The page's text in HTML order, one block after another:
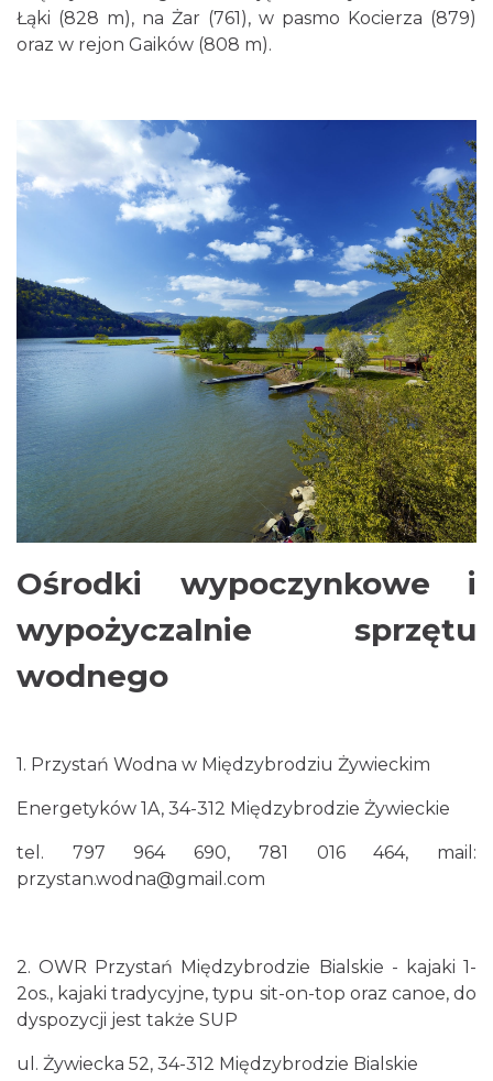
Łąki (828 m), na Żar (761), w pasmo Kocierza (879)
oraz w rejon Gaików (808 m).
Ośrodki wypoczynkowe i
wypożyczalnie sprzętu
wodnego
1. Przystań Wodna w Międzybrodziu Żywieckim
Energetyków 1A, 34-312 Międzybrodzie Żywieckie
tel. 797 964 690, 781 016 464, mail:
przystan.wodna@gmail.com
2. OWR Przystań Międzybrodzie Bialskie - kajaki 1-
2os., kajaki tradycyjne, typu sit-on-top oraz canoe, do
dyspozycji jest także SUP
ul. Żywiecka 52, 34-312 Międzybrodzie Bialskie